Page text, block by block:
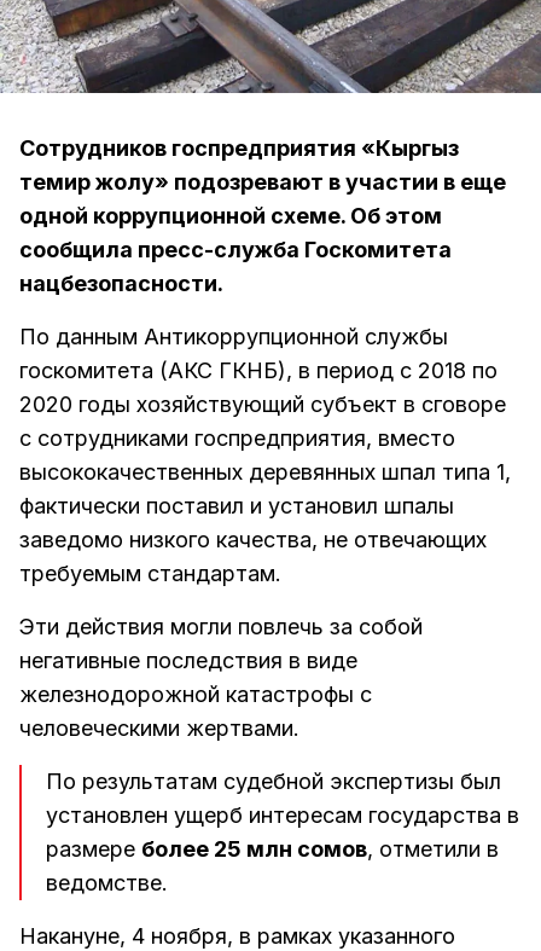
Сотрудников госпредприятия «Кыргыз
темир жолу» подозревают в участии в еще
одной коррупционной схеме. Об этом
сообщила пресс-служба Госкомитета
нацбезопасности.
По данным Антикоррупционной службы
госкомитета (АКС ГКНБ), в период с 2018 по
2020 годы хозяйствующий субъект в сговоре
с сотрудниками госпредприятия, вместо
высококачественных деревянных шпал типа 1,
фактически поставил и установил шпалы
заведомо низкого качества, не отвечающих
требуемым стандартам.
Эти действия могли повлечь за собой
негативные последствия в виде
железнодорожной катастрофы с
человеческими жертвами.
По результатам судебной экспертизы был
установлен ущерб интересам государства в
размере более 25 млн сомов, отметили в
ведомстве.
Накануне, 4 ноября, в рамках указанного